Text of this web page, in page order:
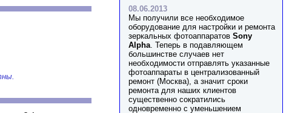
08.06.2013
Мы получили все необходимое
оборудование для настройки и ремонта
зеркальных фотоаппаратов Sony
Alpha. Теперь в подавляющем
большинстве случаев нет
необходимости отправлять указанные
фотоаппараты в централизованный
ремонт (Москва), а значит сроки
ремонта для наших клиентов
существенно сократились
одновременно с уменьшением